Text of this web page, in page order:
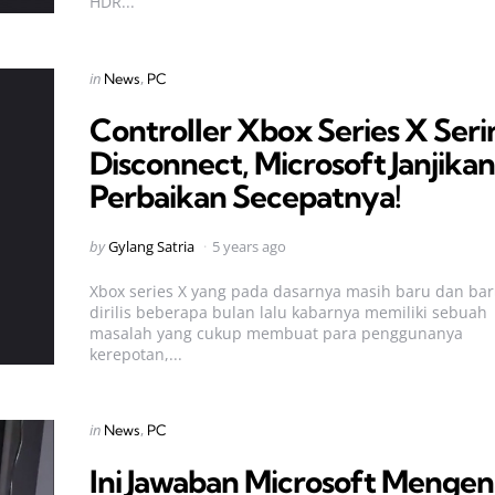
Categories
Posted
in News PC
Controller Xbox Series X
Disconnect, Microsoft Janjikan
Perbaikan Secepatnya!
Posted
byGylang Satria 5 years ago
Xbox series X yang pada dasarnya masih baru dan
dirilis beberapa bulan lalu kabarnya memiliki sebuah
masalah yang cukup membuat para penggunanya
kerepotan,...
Categories
Posted
in News PC
Ini Jawaban Microsoft